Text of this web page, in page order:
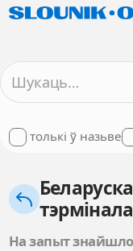
толькі ў назьве
На запыт